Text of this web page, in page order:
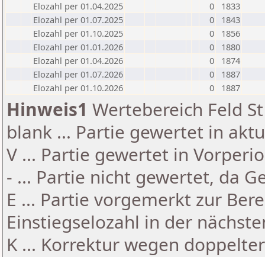
Elozahl per 01.04.2025
0
1833
Elozahl per 01.07.2025
0
1843
Elozahl per 01.10.2025
0
1856
Elozahl per 01.01.2026
0
1880
Elozahl per 01.04.2026
0
1874
Elozahl per 01.07.2026
0
1887
Elozahl per 01.10.2026
0 1887
Hinweis1 Wertebereich Feld
blank ... Partie gewertet in
V ... Partie gewertet in
- ... Partie nicht gewertet, da
E ... Partie vorgemerkt zur
Einstiegselozahl in der
K ... Korrektur wegen